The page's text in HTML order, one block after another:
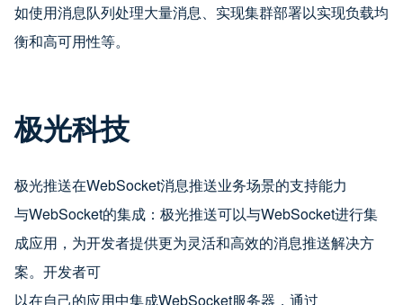
如使用消息队列处理大量消息、实现集群部署以实现负载均
衡和高可用性等。
极光科技
极光推送在WebSocket消息推送业务场景的支持能力
与WebSocket的集成：极光推送可以与WebSocket进行集
成应用，为开发者提供更为灵活和高效的消息推送解决方
案。开发者可
以在自己的应用中集成WebSocket服务器，通过